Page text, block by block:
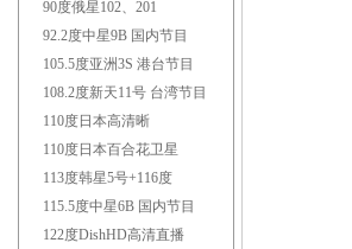
90度俄星102、201
92.2度中星9B 国内节目
105.5度亚洲3S 港台节目
108.2度新天11号 台湾节目
110度日本高清晰
110度日本百合花卫星
113度韩星5号+116度
115.5度中星6B 国内节目
122度DishHD高清直播